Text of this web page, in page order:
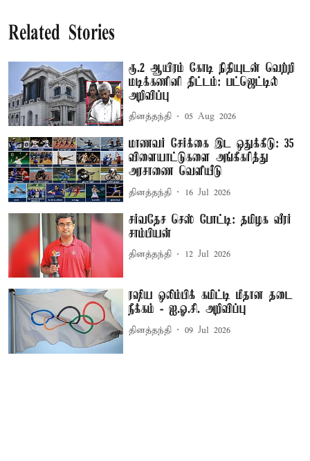
Related Stories
ரூ.2 ஆயிரம் கோடி நிதியுடன் வெற்றி
மடிக்கணினி திட்டம்: பட்ஜெட்டில்
அறிவிப்பு
தினத்தந்தி 05 Aug 2026
மாணவர் சேர்க்கை இட ஒதுக்கீடு: 35
விளையாட்டுகளை அங்கீகரித்து
அரசாணை வெளியீடு
தினத்தந்தி 16 Jul 2026
சர்வதேச செஸ் போட்டி: தமிழக வீரர்
சாம்பியன்
தினத்தந்தி 12 Jul 2026
ரஷிய ஒலிம்பிக் கமிட்டி மீதான தடை
நீக்கம் - ஐ.ஓ.சி. அறிவிப்பு
தினத்தந்தி 09 Jul 2026